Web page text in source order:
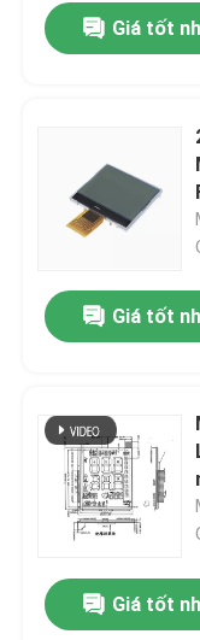
Giá tốt
Giá tốt
Giá tốt